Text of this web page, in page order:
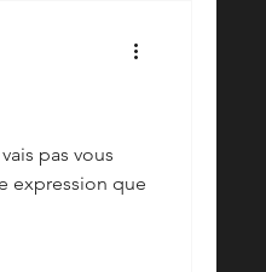
pas vous
expression que